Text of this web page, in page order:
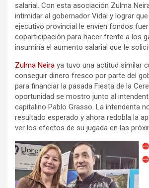
salarial. Con esta asociación Zulma
intimidar al gobernador Vidal y lograr
ejecutivo provincial le envíen fondos
coparticipación para hacer frente a los
insumiría el aumento salarial que le
Zulma Neira ya tuvo una actitud similar
conseguir dinero fresco por parte del
para financiar la pasada Fiesta de la
oportunidad se mostro junto al
capitalino Pablo Grasso. La intendenta
resultado esperado y ahora redobla la
ver los efectos de su jugada en las